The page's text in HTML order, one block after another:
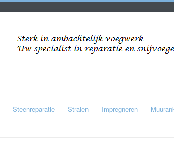
Steenreparatie Stralen Impregneren